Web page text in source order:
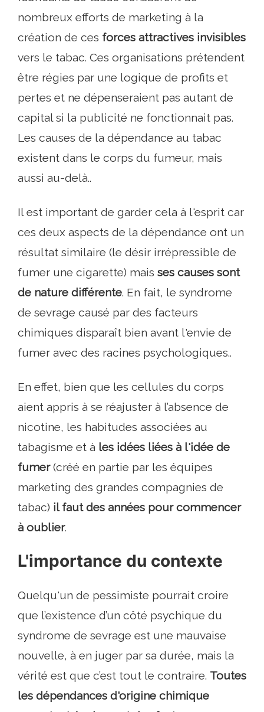
nombreux efforts de marketing à la
création de ces forces attractives invisibles
vers le tabac. Ces organisations prétendent
être régies par une logique de profits et
pertes et ne dépenseraient pas autant de
capital si la publicité ne fonctionnait pas.
Les causes de la dépendance au tabac
existent dans le corps du fumeur, mais
aussi au-delà..
Il est important de garder cela à l'esprit car
ces deux aspects de la dépendance ont un
résultat similaire (le désir irrépressible de
fumer une cigarette) mais ses causes sont
de nature différente. En fait, le syndrome
de sevrage causé par des facteurs
chimiques disparaît bien avant l'envie de
fumer avec des racines psychologiques..
En effet, bien que les cellules du corps
aient appris à se réajuster à l’absence de
nicotine, les habitudes associées au
tabagisme et à les idées liées à l'idée de
fumer(créé en partie par les équipes
marketing des grandes compagnies de
tabac) il faut des années pour commencer
à oublier.
L'importance du contexte
Quelqu'un de pessimiste pourrait croire
que l’existence d’un côté psychique du
syndrome de sevrage est une mauvaise
nouvelle, à en juger par sa durée, mais la
vérité est que c’est tout le contraire. Toutes
les dépendances d'origine chimique